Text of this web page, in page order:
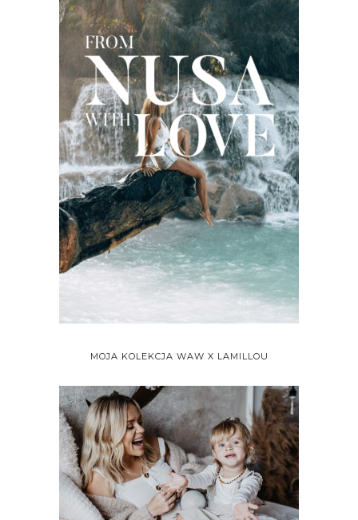
MOJA KOLEKCJA WAW X LAMILLOU